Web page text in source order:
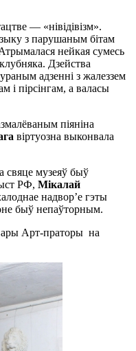
— «нівідівізм».
з парушаным бітам
нейкая сумесь
Дзейства
адзенні з жалеззем
і пірсінгам, а валасы
піяніна
віртуозна выконвала
свяце музеяў быў
РФ, Мікалай
надвор’е гэты
быў непаўторным.
Арт-праторы на